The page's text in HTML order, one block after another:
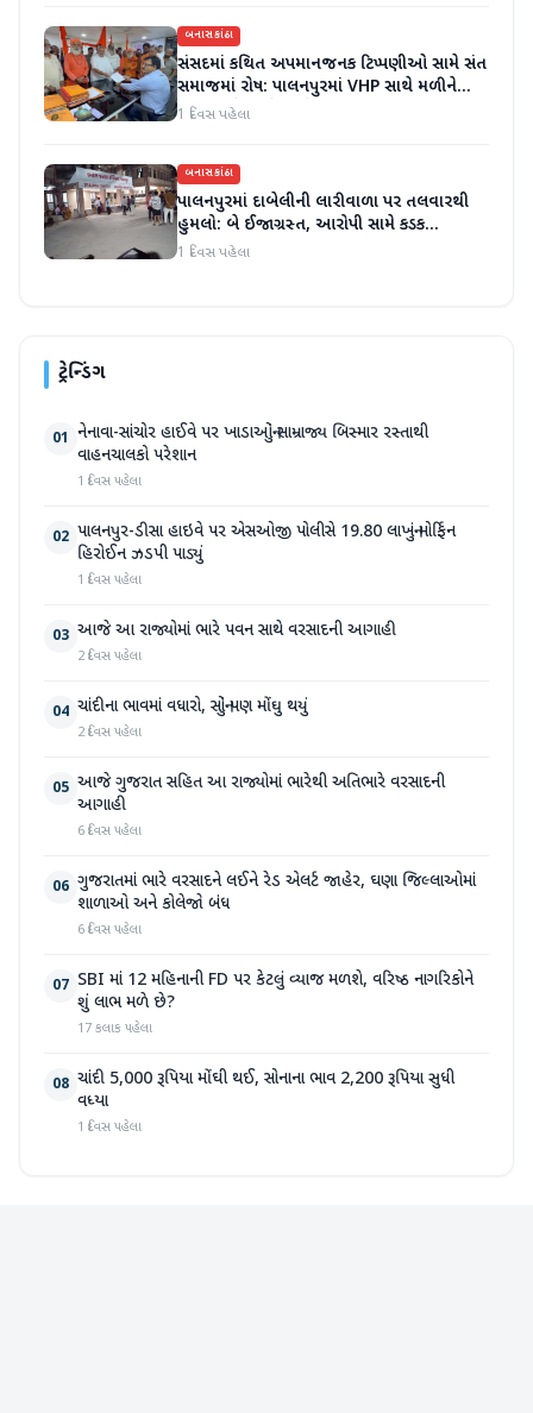
બનાસકાંઠા
સંસદમાં કથિત અપમાનજનક ટિપ્પણીઓ સામે સંત
સમાજમાં રોષ: પાલનપુરમાં VHP સાથે મળીને
અધિક કલેક્ટરને આવેદનપત્ર આપ્યું
1 દિવસ પહેલા
બનાસકાંઠા
પાલનપુરમાં દાબેલીની લારીવાળા પર તલવારથી
હુમલો: બે ઈજાગ્રસ્ત, આરોપી સામે કડક
કાર્યવાહીની માંગ
1 દિવસ પહેલા
ટ્રેન્ડિંગ
01 નેનાવા-સાંચોર હાઈવે પર ખાડાઓનું સામ્રાજ્ય બિસ્માર રસ્તાથી
વાહનચાલકો પરેશાન
1 દિવસ પહેલા
02 પાલનપુર-ડીસા હાઇવે પર એસઓજી પોલીસે 19.80 લાખનું મોર્ફિન
હિરોઈન ઝડપી પાડ્યું
1 દિવસ પહેલા
03 આજે આ રાજ્યોમાં ભારે પવન સાથે વરસાદની આગાહી
2 દિવસ પહેલા
04 ચાંદીના ભાવમાં વધારો, સોનું પણ મોંઘુ થયું
2 દિવસ પહેલા
05 આજે ગુજરાત સહિત આ રાજ્યોમાં ભારેથી અતિભારે વરસાદની
આગાહી
6 દિવસ પહેલા
06 ગુજરાતમાં ભારે વરસાદને લઈને રેડ એલર્ટ જાહેર, ઘણા જિલ્લાઓમાં
શાળાઓ અને કોલેજો બંધ
6 દિવસ પહેલા
07 SBI માં 12 મહિનાની FD પર કેટલું વ્યાજ મળશે, વરિષ્ઠ નાગરિકોને
શું લાભ મળે છે?
17 કલાક પહેલા
08 ચાંદી 5,000 રૂપિયા મોંઘી થઈ, સોનાના ભાવ 2,200 રૂપિયા સુધી
વધ્યા
1 દિવસ પહેલા